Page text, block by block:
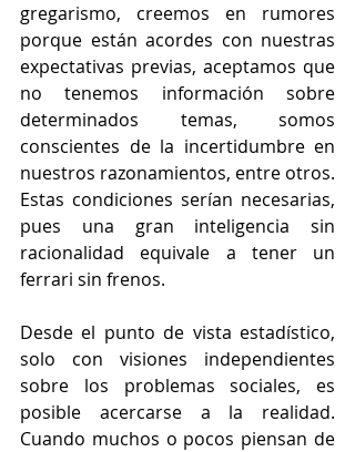
gregarismo, creemos en rumores
porque están acordes con nuestras
expectativas previas, aceptamos que
no tenemos información sobre
determinados temas, somos
conscientes de la incertidumbre en
nuestros razonamientos, entre otros.
Estas condiciones serían necesarias,
pues una gran inteligencia sin
racionalidad equivale a tener un
ferrari sin frenos.
Desde el punto de vista estadístico,
solo con visiones independientes
sobre los problemas sociales, es
posible acercarse a la realidad.
Cuando muchos o pocos piensan de